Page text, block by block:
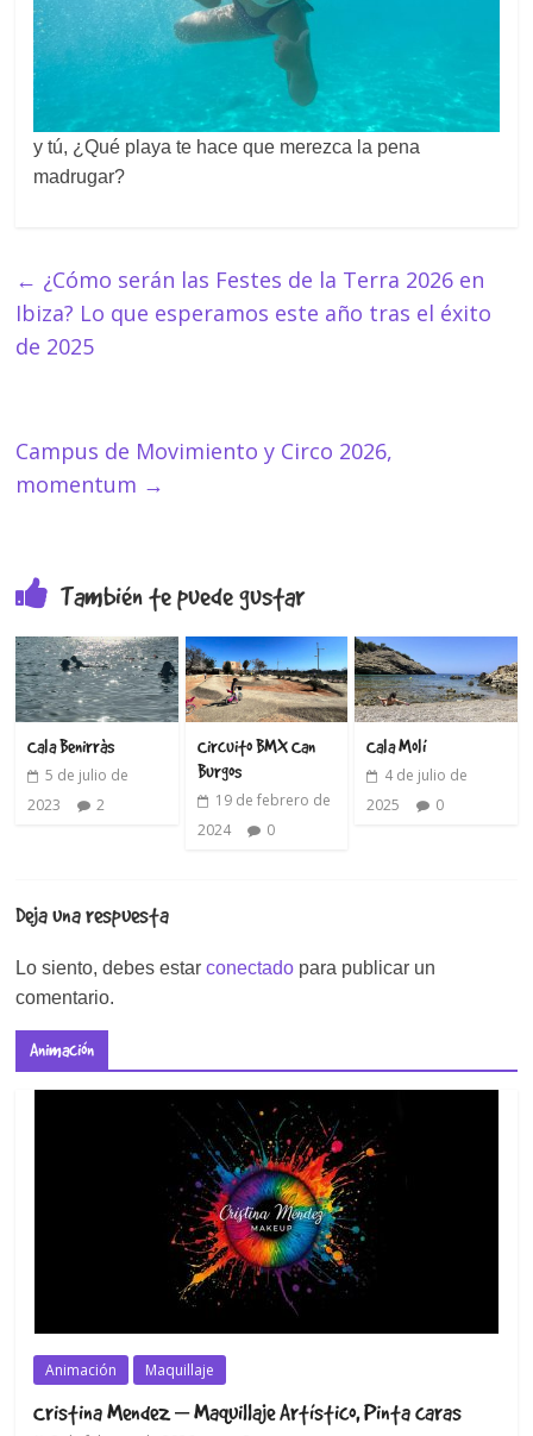
y tú, ¿Qué playa te hace que merezca la pena
madrugar?
← ¿Cómo serán las Festes de la Terra 2026 en
Ibiza? Lo que esperamos este año tras el éxito
de 2025
Campus de Movimiento y Circo 2026,
momentum →
También te puede gustar
Cala Benirràs
5 de julio de
2023
2
Circuito BMX Can
Burgos
19 de febrero de
2024
0
Cala Molí
4 de julio de
2025
0
Deja una respuesta
Lo siento, debes estarconectado para publicar un
comentario.
Animación
Animación Maquillaje
Cristina Mendez – Maquillaje Artístico, Pinta caras